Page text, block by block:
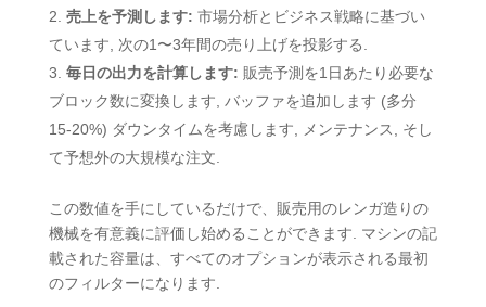
売上を予測します: 市場分析とビジネス戦略に基づい
ています, 次の1〜3年間の売り上げを投影する.
毎日の出力を計算します: 販売予測を1日あたり必要な
ブロック数に変換します, バッファを追加します (多分
15-20%) ダウンタイムを考慮します, メンテナンス, そし
て予想外の大規模な注文.
この数値を手にしているだけで、販売用のレンガ造りの
機械を有意義に評価し始めることができます. マシンの記
載された容量は、すべてのオプションが表示される最初
のフィルターになります.